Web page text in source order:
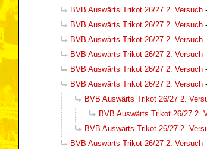
BVB Auswärts Trikot 26/27 2. Versuch -
BVB Auswärts Trikot 26/27 2. Versuch -
BVB Auswärts Trikot 26/27 2. Versuch -
BVB Auswärts Trikot 26/27 2. Versuch -
BVB Auswärts Trikot 26/27 2. Versuch -
BVB Auswärts Trikot 26/27 2. Versuch -
BVB Auswärts Trikot 26/27 2.
BVB Auswärts Trikot 26/27 2.
BVB Auswärts Trikot 26/27 2.
BVB Auswärts Trikot 26/27 2. Versuch -